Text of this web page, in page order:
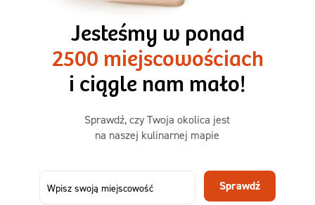
1500kcal - 2250kcal
3 sycące posiłki o większej objętości. Mniej dań,
ta sama wygoda!
50,31 zł
73,99
-32%
Jesteśmy w ponad
2500 miejscowościach
i ciągle nam mało!
Sprawdź, czy Twoja okolica jest
na naszej kulinarnej mapie
Sprawdź